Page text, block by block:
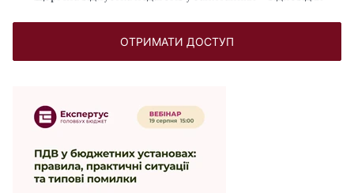
ОТРИМАТИ ДОСТУП